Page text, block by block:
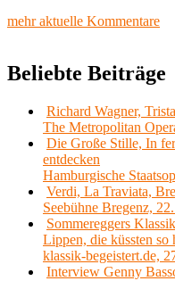
mehr aktuelle Kommentare
Beliebte Beiträge
Richard Wagner,
The Metropolitan
Die Große Stille, In
entdecken
Hamburgische
Verdi, La Traviata,
Seebühne Bregenz,
Sommereggers
Lippen, die küssten so
klassik-begeistert.de,
Interview Genny